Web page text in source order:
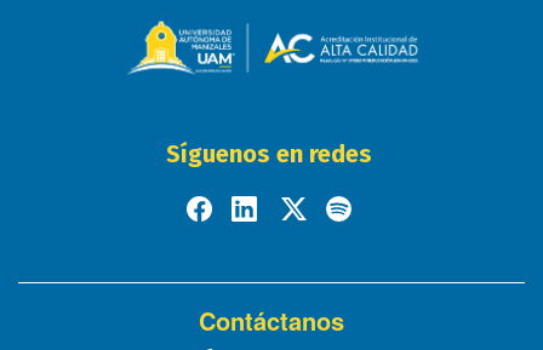
Síguenos en redes
Contáctanos